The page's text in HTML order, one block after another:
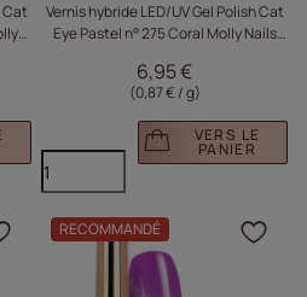
Cat
Vernis hybride LED/UV Gel Polish Cat
Eye Pastel n° 275 Coral Molly Nails
6,95 €
(0,87 € / g)
VERS LE
PANIER
pour ajouter
RECOMMANDÉ